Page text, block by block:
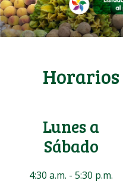
Horarios
Lunes a
Sábado
4:30 a.m. - 5:30 p.m.